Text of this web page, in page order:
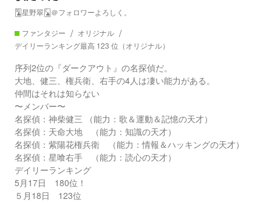
🃚星野翠🃜＠フォロワーよろしく。
ファンタジー
オリジナル
デイリーランキング最高 123 位（オリジナル）
序列2位の『ダークアウト』の名探偵だ。
大地、健三、権兵衛、右手の4人は凄い能力がある。
仲間はそれは知らない
〜メンバー〜
名探偵：神柴健三 （能力：歌＆運動＆記憶の天才）
名探偵：天命大地 （能力：知識の天才）
名探偵：紫陽花権兵衛 （能力：情報＆ハッキングの天才）
名探偵：星喰右手 （能力：読心の天才）
デイリーランキング
5月17日 180位！
５月18日 123位